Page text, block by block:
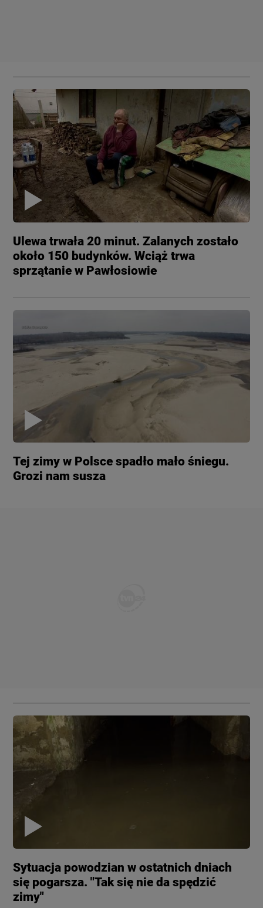
Ulewa trwała 20 minut. Zalanych zostało
około 150 budynków. Wciąż trwa
sprzątanie w Pawłosiowie
Tej zimy w Polsce spadło mało śniegu.
Grozi nam susza
Sytuacja powodzian w ostatnich dniach
się pogarsza. "Tak się nie da spędzić
zimy"